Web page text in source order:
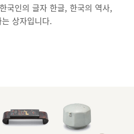
국인의 글자 한글, 한국의 역사,
상자입니다.